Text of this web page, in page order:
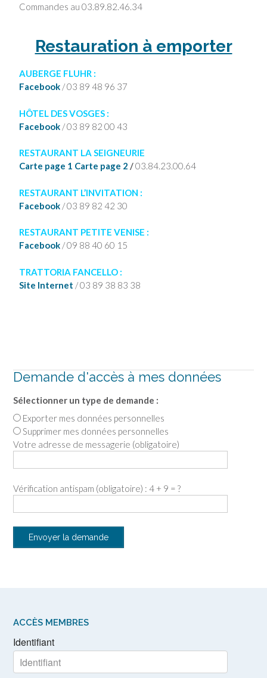
Commandes au 03.89.82.46.34
Restauration à emporter
AUBERGE FLUHR :
Facebook /03 89 48 96 37
HÔTEL DES VOSGES :
Facebook /03 89 82 00 43
RESTAURANT LA SEIGNEURIE
Carte page 1 Carte page 2 /03.84.23.00.64
RESTAURANT L’INVITATION :
Facebook / 03 89 82 42 30
RESTAURANT PETITE VENISE :
Facebook /09 88 40 60 15
TRATTORIA FANCELLO :
Site Internet / 03 89 38 83 38
Demande d'accès à mes données
Sélectionner un type de demande :
Exporter mes données personnelles
Supprimer mes données personnelles
Votre adresse de messagerie (obligatoire)
Vérification antispam (obligatoire) : 4 + 9 = ?
ACCÈS MEMBRES
Identifiant